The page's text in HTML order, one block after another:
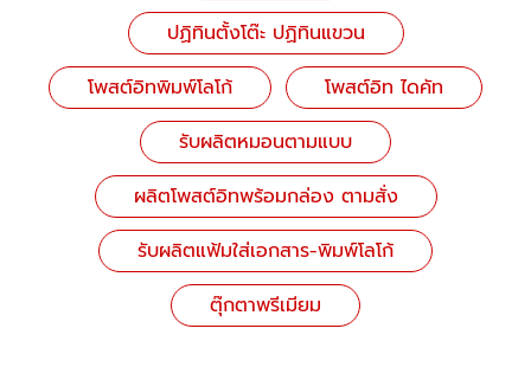
ปฏิทินตั้งโต๊ะ ปฏิทินแขวน
โพสต์อิทพิมพ์โลโก้
โพสต์อิท ไดคัท
รับผลิตหมอนตามแบบ
ผลิตโพสต์อิทพร้อมกล่อง ตามสั่ง
รับผลิตแฟ้มใส่เอกสาร-พิมพ์โลโก้
ตุ๊กตาพรีเมียม